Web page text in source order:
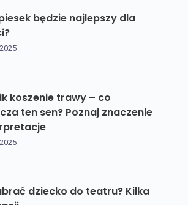
będzie najlepszy dla
koszenie trawy – co
ten sen? Poznaj znaczenie
dziecko do teatru? Kilka